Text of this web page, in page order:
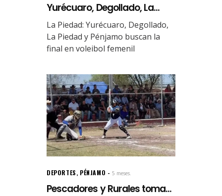
Yurécuaro, Degollado, La...
La Piedad: Yurécuaro, Degollado,
La Piedad y Pénjamo buscan la
final en voleibol femenil
DEPORTES, PÉNJAMO 5 meses.
Pescadores y Rurales toma...